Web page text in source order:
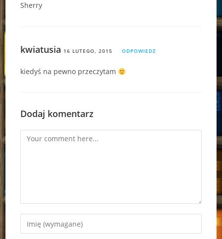
Sherry
kwiatusia 16 LUTEGO, 2015 ODPOWIEDZ
kiedyś na pewno przeczytam
Dodaj komentarz
Comment
Enter
your